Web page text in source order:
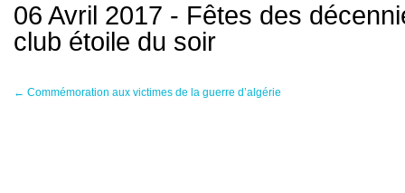
06 Avril 2017 - Fêtes des
club étoile du soir
← Commémoration aux victimes de la guerre d’algérie